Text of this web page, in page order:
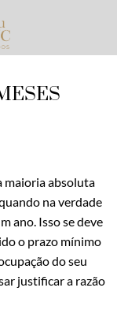
maioria absoluta
na verdade
ano. Isso se deve
o prazo mínimo
do seu
justificar a razão